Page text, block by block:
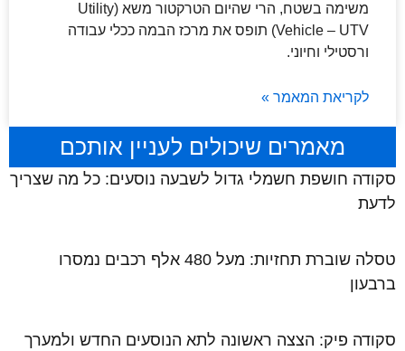
משימה בשטח, הרי שהיום הטרקטור משא (Utility
Vehicle – UTV) תופס את מרכז הבמה ככלי עבודה
ורסטילי וחיוני.
לקריאת המאמר »
מאמרים שיכולים לעניין אותכם
סקודה חושפת חשמלי גדול לשבעה נוסעים: כל מה שצריך
לדעת
טסלה שוברת תחזיות: מעל 480 אלף רכבים נמסרו
ברבעון
סקודה פיק: הצצה ראשונה לתא הנוסעים החדש ולמערך